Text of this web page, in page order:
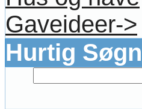
Gaveideer->
Hurtig